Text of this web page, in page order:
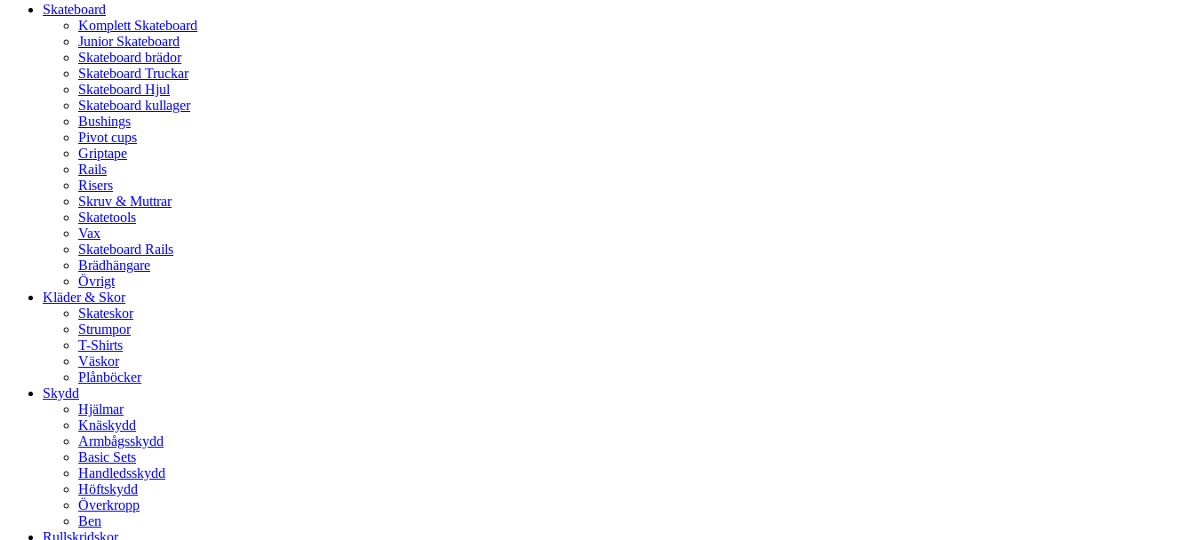
Skateboard
Komplett Skateboard
Junior Skateboard
Skateboard brädor
Skateboard Truckar
Skateboard Hjul
Skateboard kullager
Bushings
Pivot cups
Griptape
Rails
Risers
Skruv & Muttrar
Skatetools
Vax
Skateboard Rails
Brädhängare
Övrigt
Kläder & Skor
Skateskor
Strumpor
T-Shirts
Väskor
Plånböcker
Skydd
Hjälmar
Knäskydd
Armbågsskydd
Basic Sets
Handledsskydd
Höftskydd
Överkropp
Ben
Rullskridskor